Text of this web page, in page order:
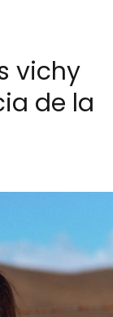
vichy
de la